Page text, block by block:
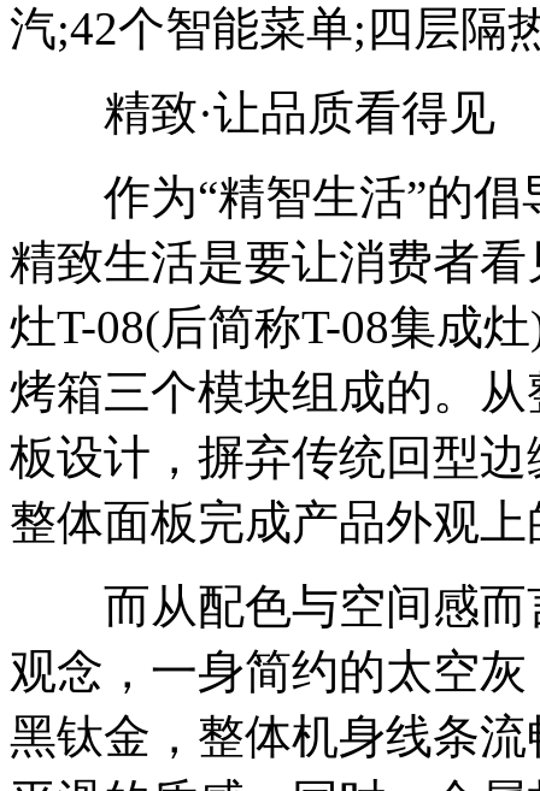
汽;42个智能菜单;四层隔
精致·让品质看得见
作为“精智生活”的倡
精致生活是要让消费者
灶T-08(后简称T-08集成
烤箱三个模块组成的。
板设计，摒弃传统回型
整体面板完成产品外观
而从配色与空间感而
观念，一身简约的太空
黑钛金，整体机身线条